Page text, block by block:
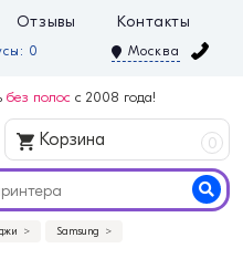
Отзывы Контакты
0 Москва
без полос с 2008 года!
Корзина 0
Samsung